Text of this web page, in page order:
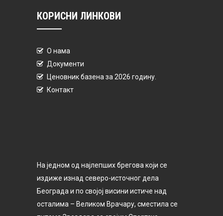
КОРИСНИ ЛИНКОВИ
О нама
Документи
Ценовник базена за 2026 годину.
Контакт
На једном од најлепших брегова који се
издиже изнад северо-источног дела
Београда и по својој висини истиче над
осталима – Великом Врачару, сместила се